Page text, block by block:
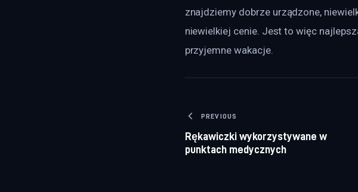
znajdziemy dobrze urządzone,
niewielkiej cenie. Jest to więc
przyjemne wakacje.
Nawigacja wpisu
PREVIOUS
Rękawiczki wykorzystywane w
punktach medycznych